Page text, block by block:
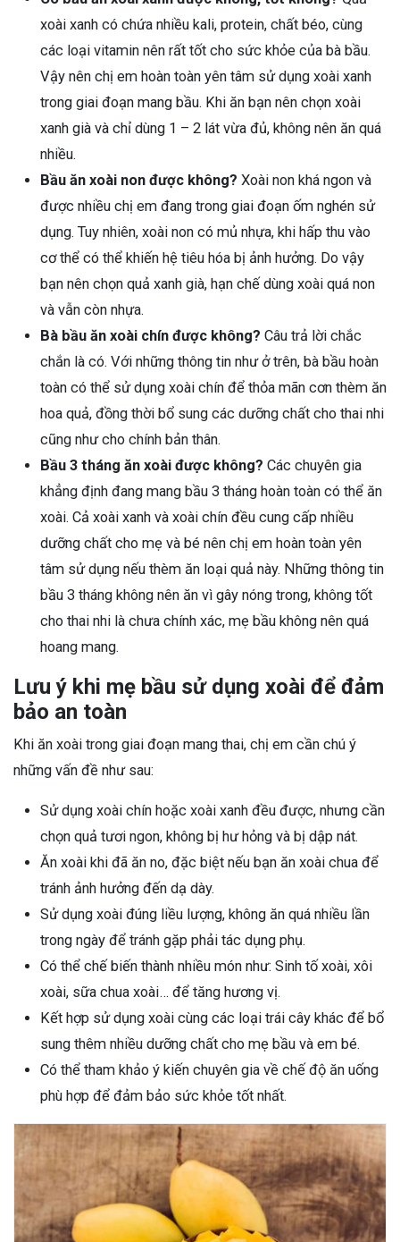
xoài xanh có chứa nhiều kali, protein, chất béo, cùng
các loại vitamin nên rất tốt cho sức khỏe của bà bầu.
Vậy nên chị em hoàn toàn yên tâm sử dụng xoài xanh
trong giai đoạn mang bầu. Khi ăn bạn nên chọn xoài
xanh già và chỉ dùng 1 – 2 lát vừa đủ, không nên ăn quá
nhiều.
Bầu ăn xoài non được không? Xoài non khá ngon và
được nhiều chị em đang trong giai đoạn ốm nghén sử
dụng. Tuy nhiên, xoài non có mủ nhựa, khi hấp thu vào
cơ thể có thể khiến hệ tiêu hóa bị ảnh hưởng. Do vậy
bạn nên chọn quả xanh già, hạn chế dùng xoài quá non
và vẫn còn nhựa.
Bà bầu ăn xoài chín được không? Câu trả lời chắc
chắn là có. Với những thông tin như ở trên, bà bầu hoàn
toàn có thể sử dụng xoài chín để thỏa mãn cơn thèm ăn
hoa quả, đồng thời bổ sung các dưỡng chất cho thai nhi
cũng như cho chính bản thân.
Bầu 3 tháng ăn xoài được không? Các chuyên gia
khẳng định đang mang bầu 3 tháng hoàn toàn có thể ăn
xoài. Cả xoài xanh và xoài chín đều cung cấp nhiều
dưỡng chất cho mẹ và bé nên chị em hoàn toàn yên
tâm sử dụng nếu thèm ăn loại quả này. Những thông tin
bầu 3 tháng không nên ăn vì gây nóng trong, không tốt
cho thai nhi là chưa chính xác, mẹ bầu không nên quá
hoang mang.
Lưu ý khi mẹ bầu sử dụng xoài để đảm
bảo an toàn
Khi ăn xoài trong giai đoạn mang thai, chị em cần chú ý
những vấn đề như sau:
Sử dụng xoài chín hoặc xoài xanh đều được, nhưng cần
chọn quả tươi ngon, không bị hư hỏng và bị dập nát.
Ăn xoài khi đã ăn no, đặc biệt nếu bạn ăn xoài chua để
tránh ảnh hưởng đến dạ dày.
Sử dụng xoài đúng liều lượng, không ăn quá nhiều lần
trong ngày để tránh gặp phải tác dụng phụ.
Có thể chế biến thành nhiều món như: Sinh tố xoài, xôi
xoài, sữa chua xoài… để tăng hương vị.
Kết hợp sử dụng xoài cùng các loại trái cây khác để bổ
sung thêm nhiều dưỡng chất cho mẹ bầu và em bé.
Có thể tham khảo ý kiến chuyên gia về chế độ ăn uống
phù hợp để đảm bảo sức khỏe tốt nhất.